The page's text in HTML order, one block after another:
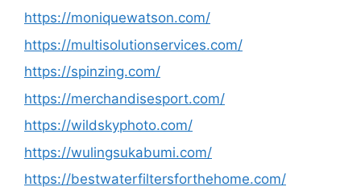
https://moniquewatson.com/
https://multisolutionservices.com/
https://spinzing.com/
https://merchandisesport.com/
https://wildskyphoto.com/
https://wulingsukabumi.com/
https://bestwaterfiltersforthehome.com/